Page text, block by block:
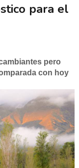
para el
pero
con hoy